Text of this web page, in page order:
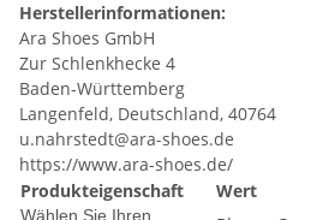
Herstellerinformationen:
Ara Shoes GmbH
Zur Schlenkhecke 4
Baden-Württemberg
Langenfeld, Deutschland, 40764
u.nahrstedt@ara-shoes.de
https://www.ara-shoes.de/
Produkteigenschaft
Wert
Wählen Sie Ihren